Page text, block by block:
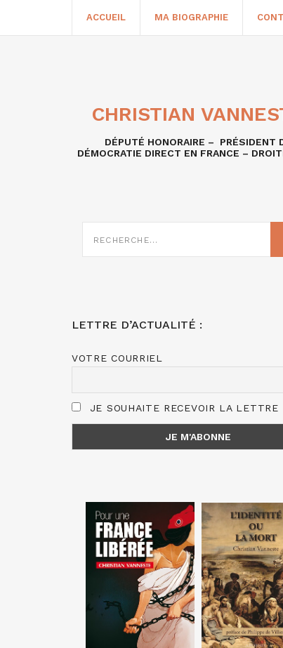
ACCUEIL MA BIOGRAPHIE
CHRISTIAN
DÉPUTÉ HONORAIRE – PRÉSIDENT
DÉMOCRATIE DIRECT EN FRANCE –
SUR
LETTRE D’ACTUALITÉ :
VOTRE COURRIEL
JE SOUHAITE RECEVOIR LA LETTRE